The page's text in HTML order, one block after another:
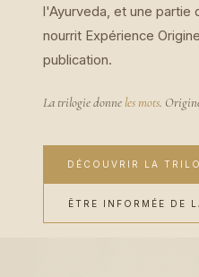
l'Ayurveda, et une partie
nourrit Expérience
publication.
La trilogie donne les mots.
DÉCOUVRIR LA
ÊTRE INFORMÉE DE